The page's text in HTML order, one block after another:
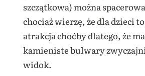
szczątkowa) można
chociaż wierzę, że dla dzieci
atrakcja choćby dlatego, że
kamieniste bulwary
widok.